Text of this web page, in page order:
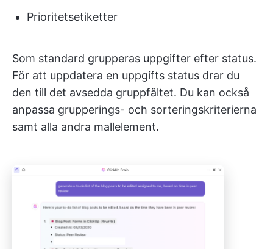
Prioritetsetiketter
Som standard grupperas uppgifter efter status.
För att uppdatera en uppgifts status drar du
den till det avsedda gruppfältet. Du kan också
anpassa grupperings- och sorteringskriterierna
samt alla andra mallelement.